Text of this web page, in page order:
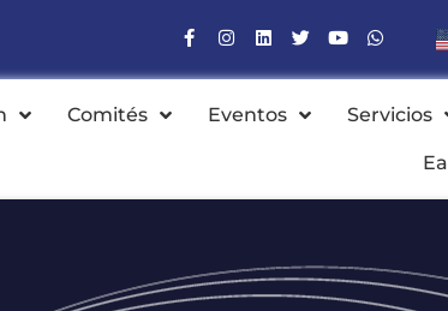
Comités Eventos Servicios